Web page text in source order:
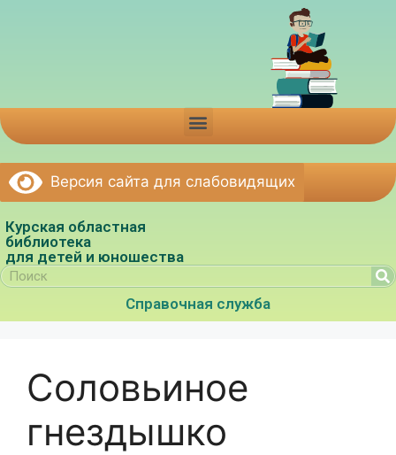
Версия сайта для слабовидящих
Курская областная
библиотека
для детей и юношества
Справочная служба
Соловьиное
гнездышко